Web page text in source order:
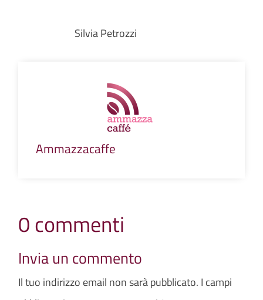
Silvia Petrozzi
Ammazzacaffe
0 commenti
Invia un commento
Il tuo indirizzo email non sarà pubblicato. I campi